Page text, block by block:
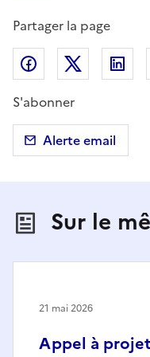
Partager la page
Partager sur
S'abonner
Alerte email
Sur le
Appel à
21 mai 2026